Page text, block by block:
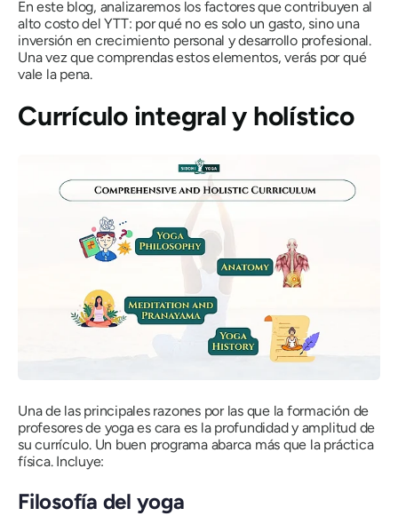
En este blog, analizaremos los factores que contribuyen al
alto costo del YTT: por qué no es solo un gasto, sino una
inversión en crecimiento personal y desarrollo profesional.
Una vez que comprendas estos elementos, verás por qué
vale la pena.
Currículo integral y holístico
Una de las principales razones por las que la formación de
profesores de yoga es cara es la profundidad y amplitud de
su currículo. Un buen programa abarca más que la práctica
física. Incluye:
Filosofía del yoga